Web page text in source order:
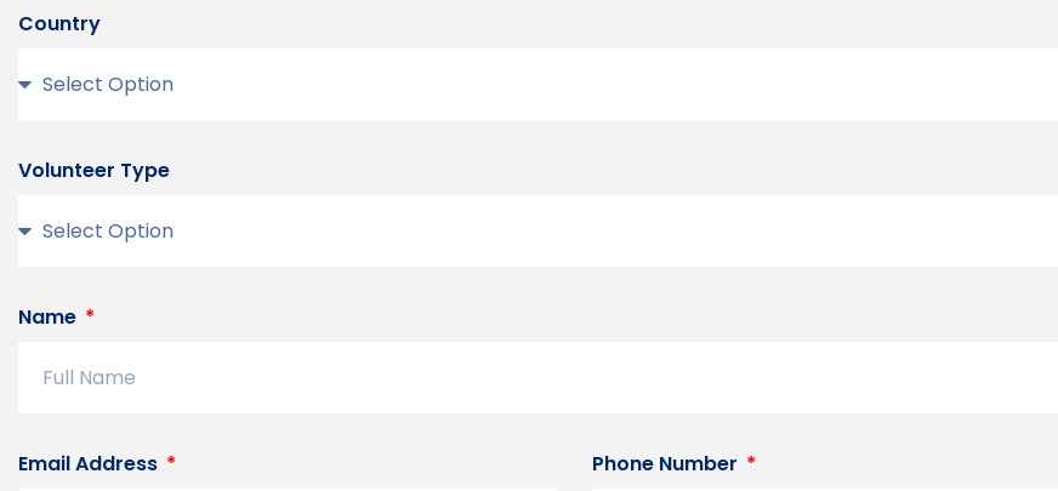
Country
Volunteer Type
Name
Email Address Phone Number